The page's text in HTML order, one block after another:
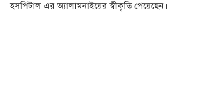
হসপিটাল এর অ্যালামনাইয়ের স্বীকৃতি পেয়েছেন।